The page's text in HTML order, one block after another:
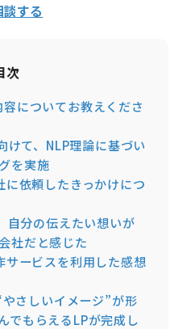
する
次
についてお教えくださ
けて、NLP理論に基づい
を実施
に依頼したきっかけにつ
自分の伝えたい想いが
社だと感じた
サービスを利用した感想
さしいイメージ”が形
でもらえるLPが完成し